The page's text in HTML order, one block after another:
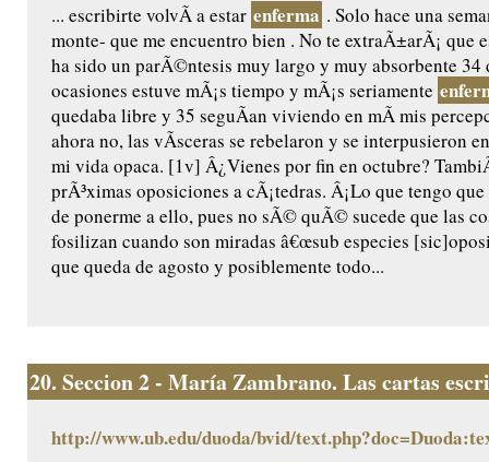
... escribirte volvÃ­ a estar enferma . Solo hace una
monte- que me encuentro bien . No te extraÃ±arÃ¡ que
ha sido un parÃ©ntesis muy largo y muy absorbente 34
ocasiones estuve mÃ¡s tiempo y mÃ¡s seriamente
quedaba libre y 35 seguÃ­an viviendo en mÃ­ mis
ahora no, las vÃ­sceras se rebelaron y se interpusieron
mi vida opaca. [1v] Â¿Vienes por fin en octubre?
prÃ³ximas oposiciones a cÃ¡tedras. Â¡Lo que tengo
de ponerme a ello, pues no sÃ© quÃ© sucede que las
fosilizan cuando son miradas â€œsub especies
que queda de agosto y posiblemente todo...
20. Seccion 2 - María Zambrano. Las cartas
http://www.ub.edu/duoda/bvid/